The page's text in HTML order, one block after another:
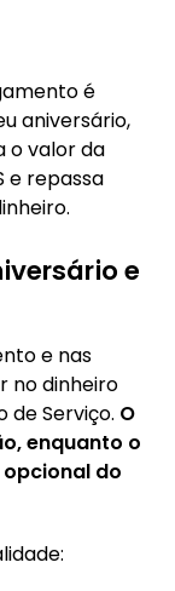
é
aniversário,
o valor da
e repassa
e
e nas
no dinheiro
de Serviço. O
enquanto o
do